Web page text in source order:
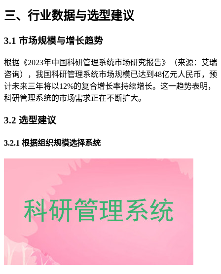
三、行业数据与选型建议
3.1 市场规模与增长趋势
根据《2023年中国科研管理系统市场研究报告》（来源：艾瑞
咨询），我国科研管理系统市场规模已达到48亿元人民币，预
计未来三年将以12%的复合增长率持续增长。这一趋势表明，
科研管理系统的市场需求正在不断扩大。
3.2 选型建议
3.2.1 根据组织规模选择系统